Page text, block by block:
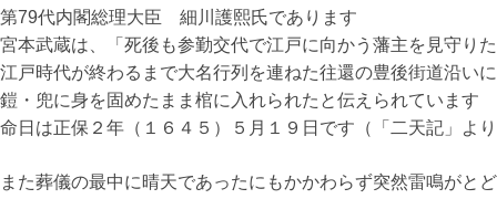
第79代内閣総理大臣 細川護熙氏であります
宮本武蔵は、「死後も参勤交代で江戸に向かう藩主を見守り
江戸時代が終わるまで大名行列を連ねた往還の豊後街道沿い
鎧・兜に身を固めたまま棺に入れられたと伝えられています
命日は正保２年（１６４５）５月１９日です（「二天記」よ
また葬儀の最中に晴天であったにもかかわらず突然雷鳴がと